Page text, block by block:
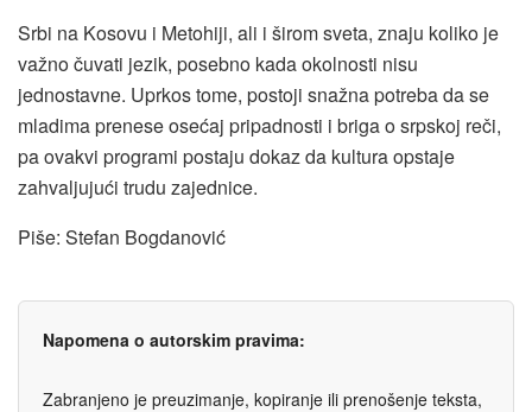
Srbi na Kosovu i Metohiji, ali i širom sveta, znaju koliko je
važno čuvati jezik, posebno kada okolnosti nisu
jednostavne. Uprkos tome, postoji snažna potreba da se
mladima prenese osećaj pripadnosti i briga o srpskoj reči,
pa ovakvi programi postaju dokaz da kultura opstaje
zahvaljujući trudu zajednice.
Piše: Stefan Bogdanović
Napomena o autorskim pravima:
Zabranjeno je preuzimanje, kopiranje ili prenošenje teksta,